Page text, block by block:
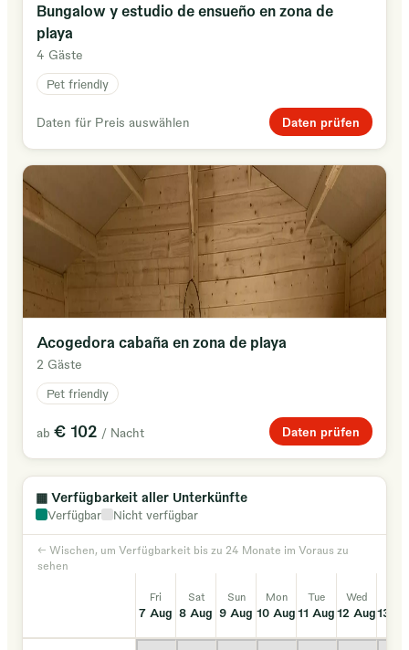
Bungalow y estudio de ensueño en zona de
playa
4 Gäste
Pet friendly
Daten für Preis auswählen Daten prüfen
Acogedora cabaña en zona de playa
2 Gäste
Pet friendly
ab € 102 / Nacht Daten prüfen
▦ Verfügbarkeit aller Unterkünfte
Verfügbar Nicht verfügbar
← Wischen, um Verfügbarkeit bis zu 24 Monate im Voraus zu
sehen
Fri
7 Aug
Sat
8 Aug
Sun
9 Aug
Mon
10 Aug
Tue
11 Aug
Wed
12 Aug13